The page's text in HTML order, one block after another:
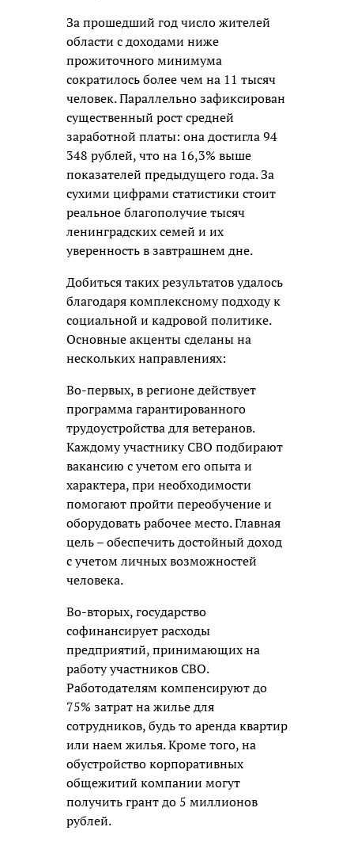
За прошедший год число жителей
области с доходами ниже
прожиточного минимума
сократилось более чем на 11 тысяч
человек. Параллельно зафиксирован
существенный рост средней
заработной платы: она достигла 94
348 рублей, что на 16,3% выше
показателей предыдущего года. За
сухими цифрами статистики стоит
реальное благополучие тысяч
ленинградских семей и их
уверенность в завтрашнем дне.
Добиться таких результатов удалось
благодаря комплексному подходу к
социальной и кадровой политике.
Основные акценты сделаны на
нескольких направлениях:
Во-первых, в регионе действует
программа гарантированного
трудоустройства для ветеранов.
Каждому участнику СВО подбирают
вакансию с учетом его опыта и
характера, при необходимости
помогают пройти переобучение и
оборудовать рабочее место. Главная
цель – обеспечить достойный доход
с учетом личных возможностей
человека.
Во-вторых, государство
софинансирует расходы
предприятий, принимающих на
работу участников СВО.
Работодателям компенсируют до
75% затрат на жилье для
сотрудников, будь то аренда квартир
или наем жилья. Кроме того, на
обустройство корпоративных
общежитий компании могут
получить грант до 5 миллионов
рублей.